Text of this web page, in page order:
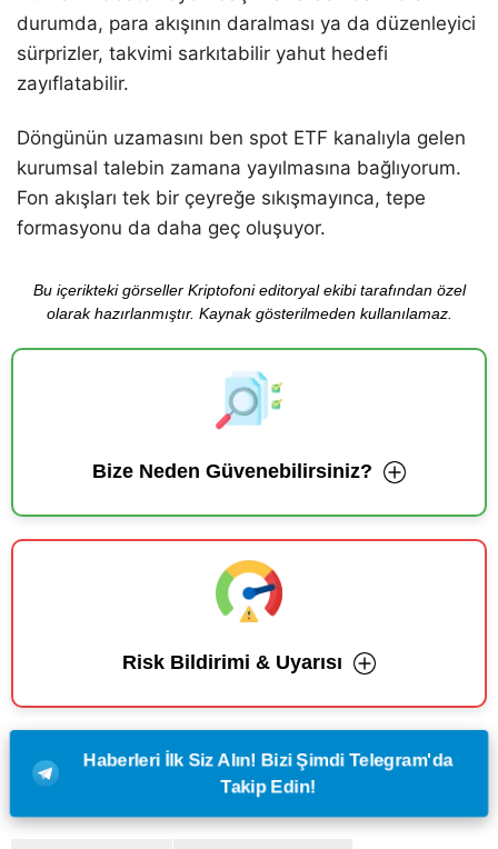
durumda, para akışının daralması ya da düzenleyici
sürprizler, takvimi sarkıtabilir yahut hedefi
zayıflatabilir.
Döngünün uzamasını ben spot ETF kanalıyla gelen
kurumsal talebin zamana yayılmasına bağlıyorum.
Fon akışları tek bir çeyreğe sıkışmayınca, tepe
formasyonu da daha geç oluşuyor.
Bu içerikteki görseller Kriptofoni editoryal ekibi tarafından özel
olarak hazırlanmıştır. Kaynak gösterilmeden kullanılamaz.
Bize Neden Güvenebilirsiniz?
Risk Bildirimi & Uyarısı
Haberleri İlk Siz Alın! Bizi Şimdi Telegram'da
Takip Edin!